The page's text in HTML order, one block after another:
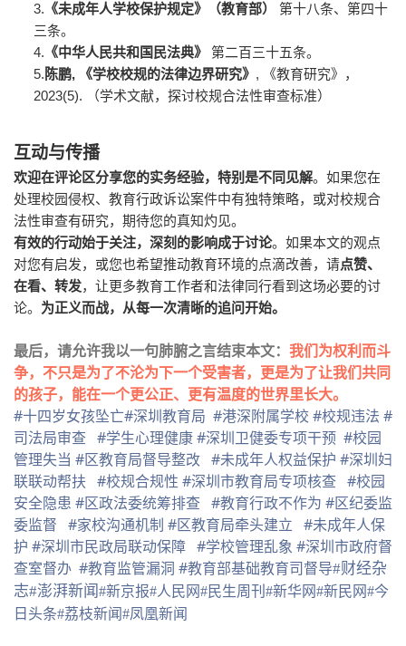
3. 《未成年人学校保护规定》（教育部）
第十八条、第四十
三条。
4. 《中华人民共和国民法典》 第二百三十五条。
5.陈鹏, 《学校校规的法律边界研究》 , 《教育研究》，
2023(5). （学术文献，探讨校规合法性审查标准）
互动与传播
欢迎在评论区分享您的实务经验，特别是不同见解。如果您在
处理校园侵权、教育行政诉讼案件中有独特策略，或对校规合
法性审查有研究，期待您的真知灼见。
有效的行动始于关注，深刻的影响成于讨论。如果本文的观点
对您有启发，或您也希望推动教育环境的点滴改善，请点赞、
在看、转发，让更多教育工作者和法律同行看到这场必要的讨
论。 为正义而战，从每一次清晰的追问开始。
最后，请允许我以一句肺腑之言结束本文： 我们为权利而斗
争，不只是为了不沦为下一个受害者，更是为了让我们共同
的孩子，能在一个更公正、更有温度的世界里长大。
#十四岁女孩坠亡#深圳教育局 #港深附属学校#校规违法 #
司法局审查 #学生心理健康#深圳卫健委专项干预 #校园
管理失当 #区教育局督导整改 #未成年人权益保护 #深圳妇
联联动帮扶 #校规合规性 #深圳市教育局专项核查 #校园
安全隐患 #区政法委统筹排查 #教育行政不作为 #区纪委监
委监督 #家校沟通机制 #区教育局牵头建立 #未成年人保
护 #深圳市民政局联动保障 #学校管理乱象 #深圳市政府督
查室督办 #教育监管漏洞 #教育部基础教育司督导#财经杂
志#澎湃新闻#新京报#人民网#民生周刊 #新华网#新民网#今
日头条#荔枝新闻#凤凰新闻